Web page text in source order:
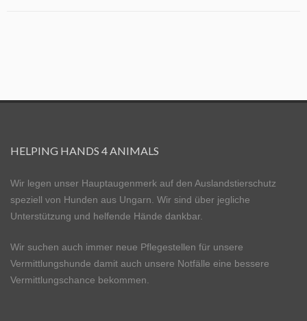
HELPING HANDS 4 ANIMALS
Wir legen unser Hauptaugenmerk auf den Auslandstierschutz
speziell von Hunden aus Ungarn. Wir sind über jegliche
Unterstützung und helfende Hände dankbar.
Wir suchen auch immer neue Pflegestellen für unsere
Vermittlungshunde damit auch unsere Notfälle eine bessere
Vermittlungschance bekommen.